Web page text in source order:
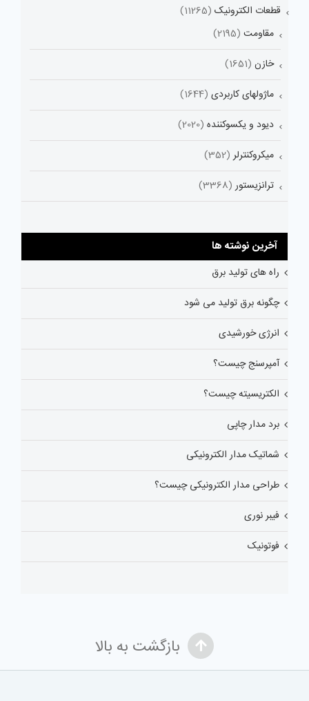
قطعات الکترونیک (11265)
مقاومت (2195)
خازن (1651)
ماژولهای کاربردی (1644)
دیود و یکسوکننده (2020)
میکروکنترلر (352)
ترانزیستور (3368)
آخرین نوشته ها
راه های تولید برق
چگونه برق تولید می شود
انرژی خورشیدی
آمپرسنج چیست؟
الکتریسیته چیست؟
برد مدار چاپی
شماتیک مدار الکترونیکی
طراحی مدار الکترونیکی چیست؟
فیبر نوری
فوتونیک
بازگشت به بالا